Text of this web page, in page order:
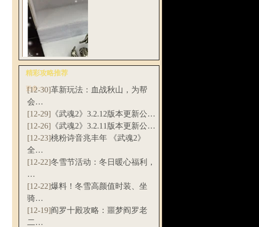
《武魂》“千刀
破”资料片新…
爆料！《武魂2》
联赛特制实…
精彩攻略推荐
更多>>
[12-30]革新玩法：血战秋山，为帮
会…
[12-29] 《武魂2》3.2.12版本更新公…
[12-26] 《武魂2》3.2.11版本更新公…
[12-23]桃粉诗音兆丰年 《武魂2》
全…
[12-22]冬雪节活动：冬日暖心福利，
…
[12-22]爆料！冬雪高颜值时装、坐
骑…
[12-19]阎罗十殿攻略：噩梦阎罗老
二…